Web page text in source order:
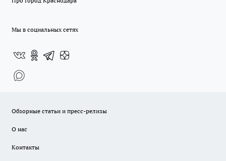
Мы в социальных сетях
Обзорные статьи и пресс-релизы
О нас
Контакты